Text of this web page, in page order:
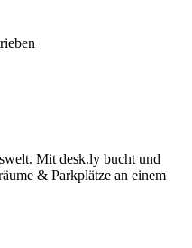
Mit desk.ly bucht und
& Parkplätze an einem